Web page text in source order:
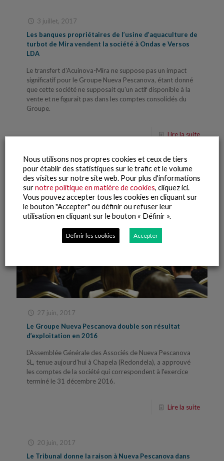
3 juillet, 2017
Les banques propriétaires de l’usine d’aquaculture de
turbot de Mira vendent la société à Ondas e Versos
LDA
Le transfert d'Acuinova-Mira ne suppose pas un impact
significatif pour le Groupe Nueva Pescanova, étant donné
que cette société ne supposait qu'un actif disponible à la
vente et ne figurait pas dans les comptes consolidés du
Groupe.
Lire la suite
27 juin, 2017
Le Groupe Nueva Pescanova double son résultat
d’exploitation en 2016
L'Assemblée Générale des Associés de Nueva Pescanova
SL, tenue aujourd'hui à Chapela (Redondela), a approuvé
les comptes de la société qui correspondent à l'exercice
terminé le 31 décembre 2016.
Lire la suite
20 juin, 2017
Le Tribunal donne la raison à Nueva Pescanova dans
Nous utilisons nos propres cookies et ceux de tiers
pour établir des statistiques sur le trafic et le volume
des visites sur notre site web. Pour plus d'informations
surnotre politique en matière de cookies, cliquez ici.
Vous pouvez accepter tous les cookies en cliquant sur
le bouton "Accepter" ou définir ou refuser leur
utilisation en cliquant sur le bouton « Définir ».
Définir les cookies Accepter